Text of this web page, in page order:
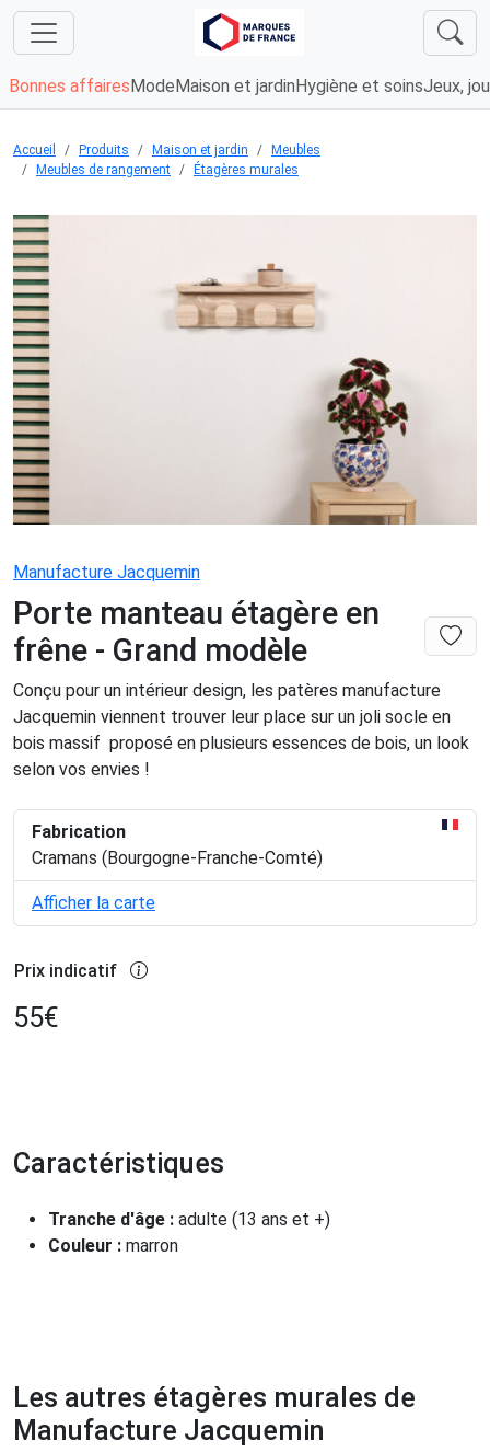
Bonnes affaires Mode Maison et jardin Hygiène et soinsJeux,
Accueil Produits Maison et jardin
Meubles
Meubles de rangement
Étagères murales
Manufacture Jacquemin
Porte manteau étagère en
frêne - Grand modèle
Conçu pour un intérieur design, les patères manufacture
Jacquemin viennent trouver leur place sur un joli socle en
bois massif proposé en plusieurs essences de bois, un look
selon vos envies !
Fabrication
Cramans (Bourgogne-Franche-Comté)
Afficher la carte
Prix indicatif
55€
Caractéristiques
Tranche d'âge : adulte (13 ans et +)
Couleur : marron
Les autres étagères murales de
Manufacture Jacquemin